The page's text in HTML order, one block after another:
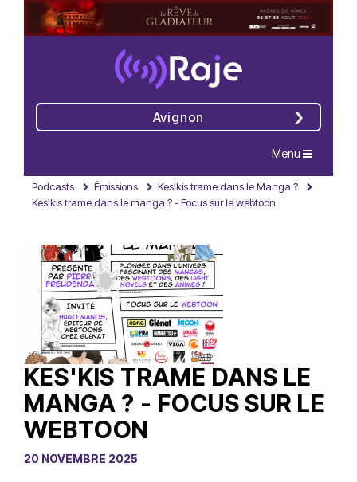
Avignon
Navigation
Menu
Podcasts Émissions
Kes'kis trame dans le Manga ?
Kes'kis trame dans le manga ? - Focus sur le webtoon
KES'KIS TRAME DANS LE
MANGA ? - FOCUS SUR LE
WEBTOON
20 NOVEMBRE 2025